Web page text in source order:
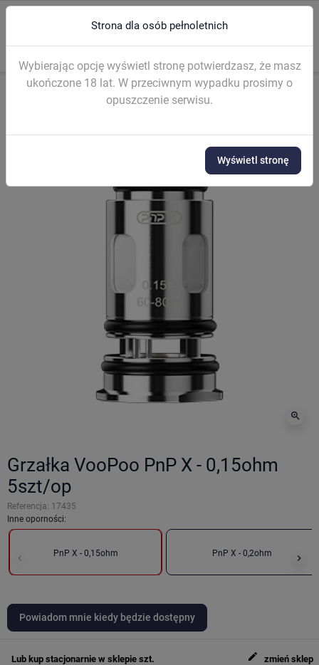
GRZAŁKI I KARTRIDŻE Grzałki gotowe
zoom_in
Grzałka VooPoo PnP X - 0,15ohm
5szt/op
Referencja: 17435
Inne oporności:
PnP X - 0,15ohm PnP X - 0,2ohm
Poprzedni
keyboard_arrow_left keyboard_arrow_right
Powiadom mnie kiedy będzie dostępny
Lub kup stacjonarnie w sklepie szt. edit
zmień sklep
Strona dla osób pełnoletnich
Wybierając opcję wyświetl stronę potwierdzasz, że masz
ukończone 18 lat. W przeciwnym wypadku prosimy o
opuszczenie serwisu.
Wyświetl stronę